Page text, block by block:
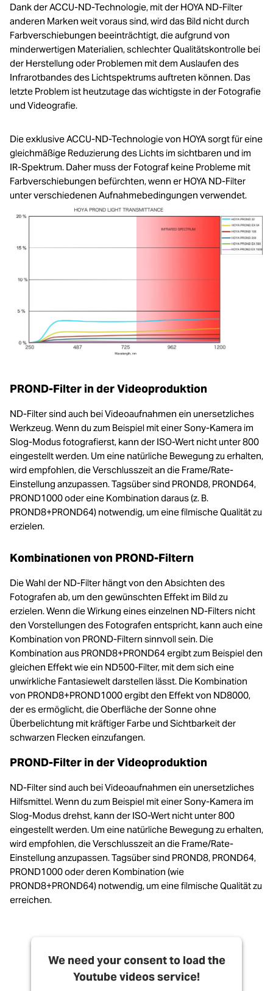
Dank der ACCU-ND-Technologie, mit der HOYA ND-Filter
anderen Marken weit voraus sind, wird das Bild nicht durch
Farbverschiebungen beeinträchtigt, die aufgrund von
minderwertigen Materialien, schlechter Qualitätskontrolle bei
der Herstellung oder Problemen mit dem Auslaufen des
Infrarotbandes des Lichtspektrums auftreten können. Das
letzte Problem ist heutzutage das wichtigste in der Fotografie
und Videografie.
Die exklusive ACCU-ND-Technologie von HOYA sorgt für eine
gleichmäßige Reduzierung des Lichts im sichtbaren und im
IR-Spektrum. Daher muss der Fotograf keine Probleme mit
Farbverschiebungen befürchten, wenn er HOYA ND-Filter
unter verschiedenen Aufnahmebedingungen verwendet.
PROND-Filter in der Videoproduktion
ND-Filter sind auch bei Videoaufnahmen ein unersetzliches
Werkzeug. Wenn du zum Beispiel mit einer Sony-Kamera im
Slog-Modus fotografierst, kann der ISO-Wert nicht unter 800
eingestellt werden. Um eine natürliche Bewegung zu erhalten,
wird empfohlen, die Verschlusszeit an die Frame/Rate-
Einstellung anzupassen. Tagsüber sind PROND8, PROND64,
PROND1000 oder eine Kombination daraus (z. B.
PROND8+PROND64) notwendig, um eine filmische Qualität zu
erzielen.
Kombinationen von PROND-Filtern
Die Wahl der ND-Filter hängt von den Absichten des
Fotografen ab, um den gewünschten Effekt im Bild zu
erzielen. Wenn die Wirkung eines einzelnen ND-Filters nicht
den Vorstellungen des Fotografen entspricht, kann auch eine
Kombination von PROND-Filtern sinnvoll sein. Die
Kombination aus PROND8+PROND64 ergibt zum Beispiel den
gleichen Effekt wie ein ND500-Filter, mit dem sich eine
unwirkliche Fantasiewelt darstellen lässt. Die Kombination
von PROND8+PROND1000 ergibt den Effekt von ND8000,
der es ermöglicht, die Oberfläche der Sonne ohne
Überbelichtung mit kräftiger Farbe und Sichtbarkeit der
schwarzen Flecken einzufangen.
PROND-Filter in der Videoproduktion
ND-Filter sind auch bei Videoaufnahmen ein unersetzliches
Hilfsmittel. Wenn du zum Beispiel mit einer Sony-Kamera im
Slog-Modus drehst, kann der ISO-Wert nicht unter 800
eingestellt werden. Um eine natürliche Bewegung zu erhalten,
wird empfohlen, die Verschlusszeit an die Frame/Rate-
Einstellung anzupassen. Tagsüber sind PROND8, PROND64,
PROND1000 oder deren Kombination (wie
PROND8+PROND64) notwendig, um eine filmische Qualität zu
erreichen.
We need your consent to load the
Youtube videos service!